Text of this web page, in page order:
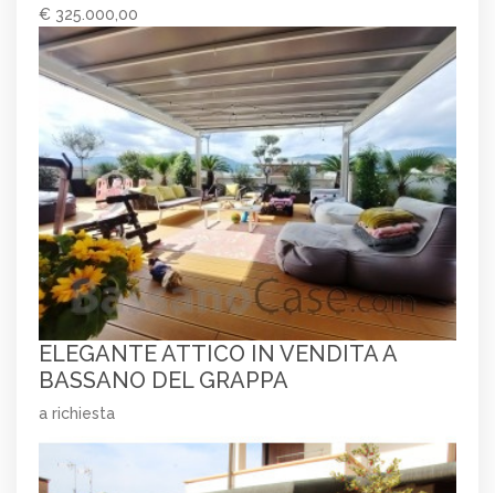
€ 325.000,00
ELEGANTE ATTICO IN VENDITA A
BASSANO DEL GRAPPA
a richiesta